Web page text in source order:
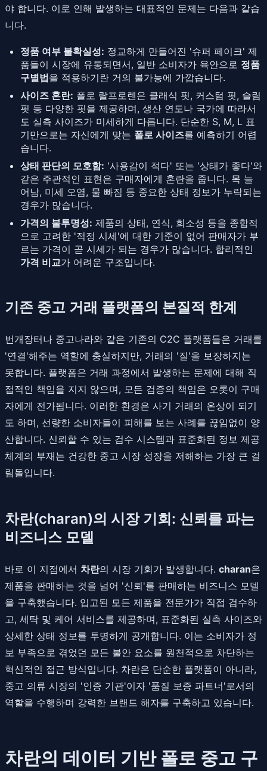
야 합니다. 이로 인해 발생하는 대표적인 문제는 다음과 같습
니다.
정품 여부 불확실성: 정교하게 만들어진 '슈퍼 페이크' 제
품들이 시장에 유통되면서, 일반 소비자가 육안으로 정품
구별법을 적용하기란 거의 불가능에 가깝습니다.
사이즈 혼란: 폴로 랄프로렌은 클래식 핏, 커스텀 핏, 슬림
핏 등 다양한 핏을 제공하며, 생산 연도나 국가에 따라서
도 실측 사이즈가 미세하게 다릅니다. 단순한 S, M, L 표
기만으로는 자신에게 맞는 폴로 사이즈를 예측하기 어렵
습니다.
상태 판단의 모호함: '사용감이 적다' 또는 '상태가 좋다'와
같은 주관적인 표현은 구매자에게 혼란을 줍니다. 목 늘
어남, 미세 오염, 물 빠짐 등 중요한 상태 정보가 누락되는
경우가 많습니다.
가격의 불투명성: 제품의 상태, 연식, 희소성 등을 종합적
으로 고려한 '적정 시세'에 대한 기준이 없어 판매자가 부
르는 가격이 곧 시세가 되는 경우가 많습니다. 합리적인
가격 비교가 어려운 구조입니다.
기존 중고 거래 플랫폼의 본질적 한계
번개장터나 중고나라와 같은 기존의 C2C 플랫폼들은 거래를
'연결'해주는 역할에 충실하지만, 거래의 '질'을 보장하지는
못합니다. 플랫폼은 거래 과정에서 발생하는 문제에 대해 직
접적인 책임을 지지 않으며, 모든 검증의 책임은 오롯이 구매
자에게 전가됩니다. 이러한 환경은 사기 거래의 온상이 되기
도 하며, 선량한 소비자들이 피해를 보는 사례를 끊임없이 양
산합니다. 신뢰할 수 있는 검수 시스템과 표준화된 정보 제공
체계의 부재는 건강한 중고 시장 성장을 저해하는 가장 큰 걸
림돌입니다.
차란(charan)의 시장 기회: 신뢰를 파는
비즈니스 모델
바로 이 지점에서 차란의 시장 기회가 발생합니다. charan은
제품을 판매하는 것을 넘어 '신뢰'를 판매하는 비즈니스 모델
을 구축했습니다. 입고된 모든 제품을 전문가가 직접 검수하
고, 세탁 및 케어 서비스를 제공하며, 표준화된 실측 사이즈와
상세한 상태 정보를 투명하게 공개합니다. 이는 소비자가 정
보 부족으로 겪었던 모든 불안 요소를 원천적으로 차단하는
혁신적인 접근 방식입니다. 차란은 단순한 플랫폼이 아니라,
중고 의류 시장의 '인증 기관'이자 '품질 보증 파트너'로서의
역할을 수행하며 강력한 브랜드 해자를 구축하고 있습니다.
차란의 데이터 기반 폴로 중고 구